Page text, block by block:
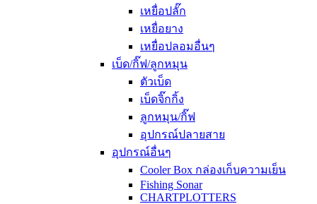
เหยื่อปลั๊ก
เหยื่อยาง
เหยื่อปลอมอื่นๆ
เบ็ด/กิ๊ฟ/ลูกหมุน
ตัวเบ็ด
เบ็ดจิ๊กกิ้ง
ลูกหมุน/กิ๊ฟ
อุปกรณ์ปลายสาย
อุปกรณ์อื่นๆ
Cooler Box กล่องเก็บความเย็น
Fishing Sonar
CHARTPLOTTERS